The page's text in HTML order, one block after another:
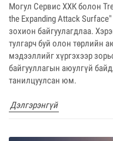
Могул Сервис ХХК болон
the Expanding Attack
зохион байгуулагдлаа.
тулгарч буй олон төрлийн
мэдээллийг хүргэхээр
байгууллагын аюулгүй
танилцуулсан юм.
Дэлгэрэнгүй